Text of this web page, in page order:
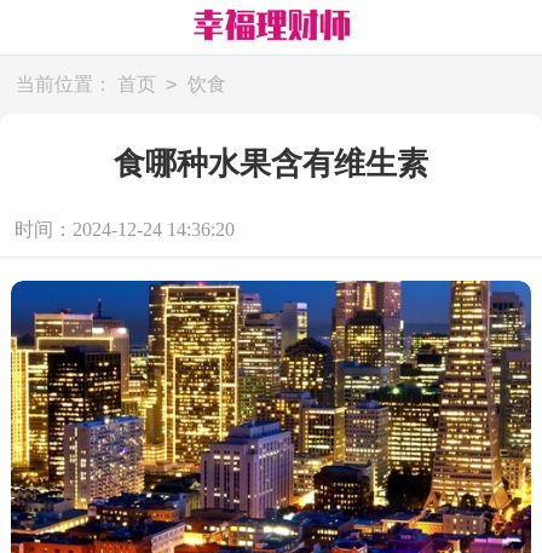
当前位置： 首页 > 饮食
食哪种水果含有维生素
时间：2024-12-24 14:36:20